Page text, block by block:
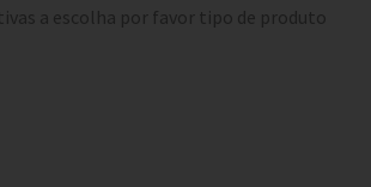
a escolha por favor tipo de produto